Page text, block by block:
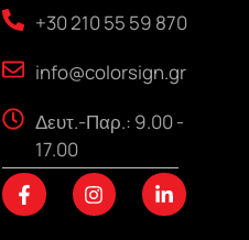
+30 210 55 59 870
info@colorsign.gr
Δευτ.-Παρ.: 9.00 -
17.00
F
a
c
I
n
s
L
i
n